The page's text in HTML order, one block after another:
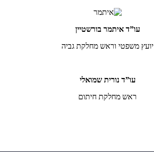
עו”ד איתמר בורשטיין
יועץ משפטי וראש מחלקת גביה
עו”ד נורית שמואלי
ראש מחלקת חיתום